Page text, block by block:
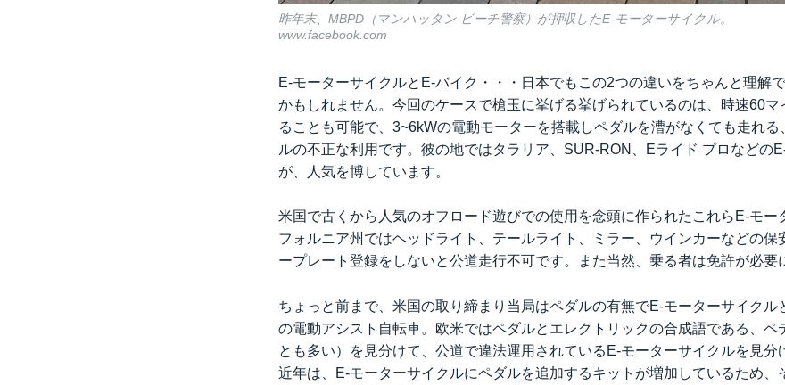
昨年末、MBPD（マンハッタン ビーチ警察）が押収したE-モーターサイクル。
www.facebook.com
E-モーターサイクルとE-バイク・・・日本でもこの2つの違いをちゃんと理解
かもしれません。今回のケースで槍玉に挙げる挙げられているのは、時速60
ることも可能で、3~6kWの電動モーターを搭載しペダルを漕がなくても走れる
ルの不正な利用です。彼の地ではタラリア、SUR-RON、Eライド プロなどの
が、人気を博しています。
米国で古くから人気のオフロード遊びでの使用を念頭に作られたこれらE-モー
フォルニア州ではヘッドライト、テールライト、ミラー、ウインカーなどの保
ープレート登録をしないと公道走行不可です。また当然、乗る者は免許が必要
ちょっと前まで、米国の取り締まり当局はペダルの有無でE-モーターサイクル
の電動アシスト自転車。欧米ではペダルとエレクトリックの合成語である、ペ
とも多い）を見分けて、公道で違法運用されているE-モーターサイクルを見分
近年は、E-モーターサイクルにペダルを追加するキットが増加しているため、